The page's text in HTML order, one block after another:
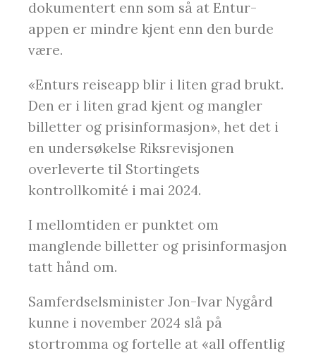
dokumentert enn som så at Entur-
appen er mindre kjent enn den burde
være.
«Enturs reiseapp blir i liten grad brukt.
Den er i liten grad kjent og mangler
billetter og prisinformasjon», het det i
en undersøkelse Riksrevisjonen
overleverte til Stortingets
kontrollkomité i mai 2024.
I mellomtiden er punktet om
manglende billetter og prisinformasjon
tatt hånd om.
Samferdselsminister Jon-Ivar Nygård
kunne i november 2024 slå på
stortromma og fortelle at «all offentlig